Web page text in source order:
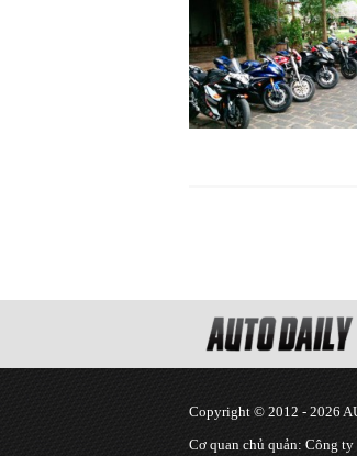
Copyright © 2012 - 2026
Cơ quan chủ quản: Công